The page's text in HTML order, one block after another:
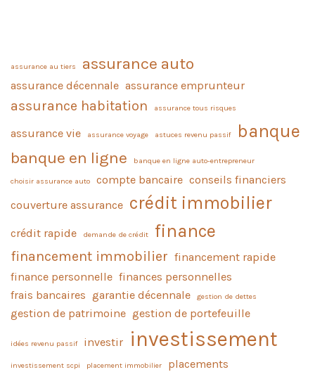
assurance au tiers assurance auto
assurance décennale assurance emprunteur
assurance habitation assurance tous risques
assurance vie assurance voyage astuces revenu passif banque
banque en ligne banque en ligne auto-entrepreneur
choisir assurance auto compte bancaire conseils financiers
couverture assurance crédit immobilier
crédit rapide demande de crédit finance
financement immobilier financement rapide
finance personnelle finances personnelles
frais bancaires garantie décennale gestion de dettes
gestion de patrimoine gestion de portefeuille
idées revenu passif investir investissement
investissement scpi placement immobilier placements